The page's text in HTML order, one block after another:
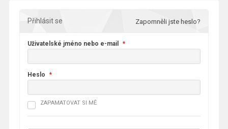
Přihlásit se Zapomněli jste heslo?
Uživatelské jméno nebo e-mail *
Heslo *
ZAPAMATOVAT SI MĚ